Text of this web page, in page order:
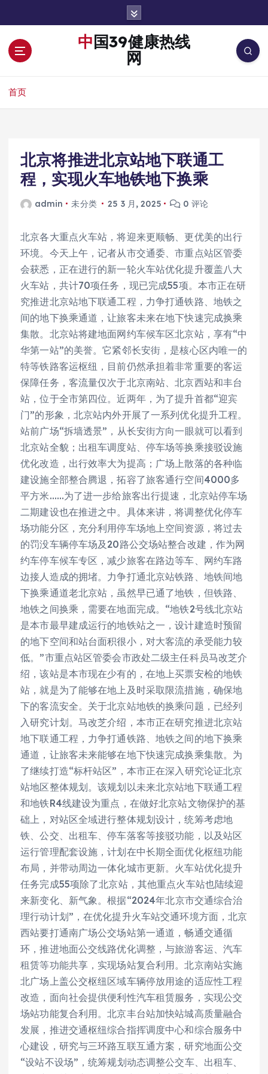
中国39健康热线
网
首页
北京将推进北京站地下联通工
程，实现火车地铁地下换乘
admin 未分类 25 3 月, 2025 0 评论
北京各大重点火车站，将迎来更顺畅、更优美的出行
环境。今天上午，记者从市交通委、市重点站区管委
会获悉，正在进行的新一轮火车站优化提升覆盖八大
火车站，共计70项任务，现已完成55项。本市正在研
究推进北京站地下联通工程，力争打通铁路、地铁之
间的地下换乘通道，让旅客未来在地下快速完成换乘
集散。北京站将建地面网约车候车区北京站，享有“中
华第一站”的美誉。它紧邻长安街，是核心区内唯一的
特等铁路客运枢纽，目前仍然承担着非常重要的客运
保障任务，客流量仅次于北京南站、北京西站和丰台
站，位于全市第四位。近两年，为了提升首都“迎宾
门”的形象，北京站内外开展了一系列优化提升工程。
站前广场“拆墙透景”，从长安街方向一眼就可以看到
北京站全貌；出租车调度站、停车场等换乘接驳设施
优化改造，出行效率大为提高；广场上散落的各种临
建设施全部整合腾退，拓容了旅客通行空间4000多
平方米……为了进一步给旅客出行提速，北京站停车场
二期建设也在推进之中。具体来讲，将调整优化停车
场功能分区，充分利用停车场地上空间资源，将过去
的罚没车辆停车场及20路公交场站整合改建，作为网
约车停车候车专区，减少旅客在路边等车、网约车路
边接人造成的拥堵。力争打通北京站铁路、地铁间地
下换乘通道老北京站，虽然早已通了地铁，但铁路、
地铁之间换乘，需要在地面完成。“地铁2号线北京站
是本市最早建成运行的地铁站之一，设计建造时预留
的地下空间和站台面积很小，对大客流的承受能力较
低。”市重点站区管委会市政处二级主任科员马改芝介
绍，该站是本市现在少有的，在地上买票安检的地铁
站，就是为了能够在地上及时采取限流措施，确保地
下的客流安全。关于北京站地铁的换乘问题，已经列
入研究计划。马改芝介绍，本市正在研究推进北京站
地下联通工程，力争打通铁路、地铁之间的地下换乘
通道，让旅客未来能够在地下快速完成换乘集散。为
了继续打造“标杆站区”，本市正在深入研究论证北京
站地区整体规划。该规划以未来北京站地下联通工程
和地铁R4线建设为重点，在做好北京站文物保护的基
础上，对站区全域进行整体规划设计，统筹考虑地
铁、公交、出租车、停车落客等接驳功能，以及站区
运行管理配套设施，计划在中长期全面优化枢纽功能
布局，并带动周边一体化城市更新。火车站优化提升
任务完成55项除了北京站，其他重点火车站也陆续迎
来新变化、新气象。根据“2024年北京市交通综合治
理行动计划”，在优化提升火车站交通环境方面，北京
西站要打通南广场公交场站第一通道，畅通交通循
环，推进地面公交线路优化调整，与旅游客运、汽车
租赁等功能共享，实现场站复合利用。北京南站实施
北广场上盖公交枢纽区域车辆停放用途的适应性工程
改造，面向社会提供便利性汽车租赁服务，实现公交
场站功能复合利用。北京丰台站加快站城高质量融合
发展，推进交通枢纽综合指挥调度中心和综合服务中
心建设，研究与三环路互联互通方案，研究地面公交
“设站不设场”，统筹规划动态调整公交车、出租车、